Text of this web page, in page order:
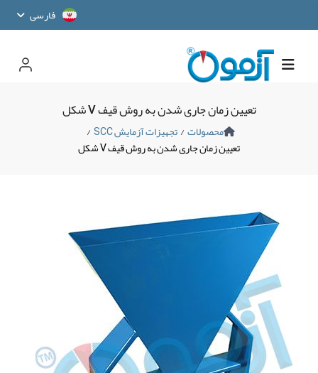
فارسی
تعیین زمان جاری شدن به روش قیف V شکل
محصولات/تجهیزات آزمایش SCC
/
تعیین زمان جاری شدن به روش قیف V شکل